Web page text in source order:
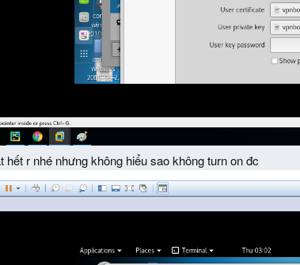
hết r nhé nhưng không hiểu sao không turn on đc